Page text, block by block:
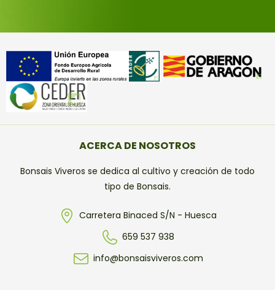
ACERCA DE NOSOTROS
Bonsais Viveros se dedica al cultivo y creación de todo
tipo de Bonsais.
Carretera Binaced S/N - Huesca
659 537 938
info@bonsaisviveros.com